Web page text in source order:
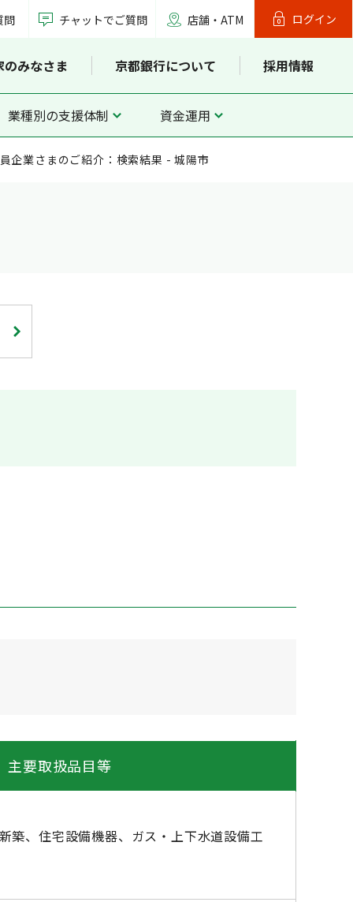
問 チャットでご質問 店舗・ATM ログイン
みなさま 京都銀行について 採用情報
業種別の支援体制 資金運用
企業さまのご紹介：検索結果 - 城陽市
主要取扱品目等
築、住宅設備機器、ガス・上下水道設備工